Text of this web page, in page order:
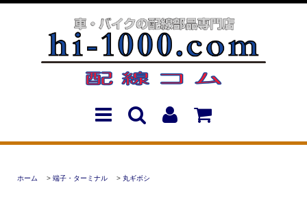
ホーム > 端子・ターミナル > 丸ギボシ